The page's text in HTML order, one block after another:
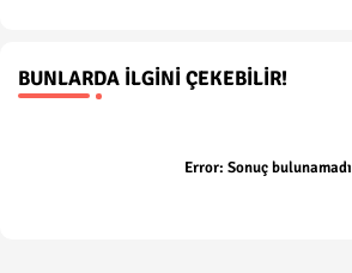
BUNLARDA İLGINI ÇEKEBILIR!
Error: Sonuç bulunamadı